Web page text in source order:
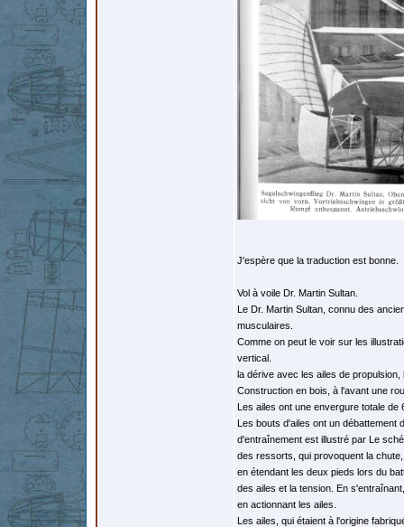
J'espère que la traduction est bonne.
Vol à voile Dr. Martin Sultan.
Le Dr. Martin Sultan, connu des
musculaires.
Comme on peut le voir sur les
vertical.
la dérive avec les ailes de
Construction en bois, à l'avant une
Les ailes ont une envergure totale
Les bouts d'ailes ont un débattement
d'entraînement est illustré par Le
des ressorts, qui provoquent la
en étendant les deux pieds lors du
des ailes et la tension. En
en actionnant les ailes.
Les ailes, qui étaient à l'origine